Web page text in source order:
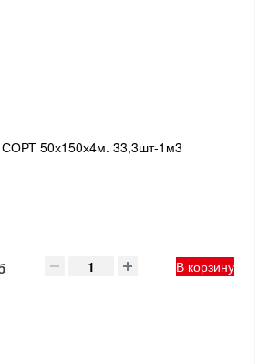
СОРТ 50х150х4м. 33,3шт-1м3
В корзину